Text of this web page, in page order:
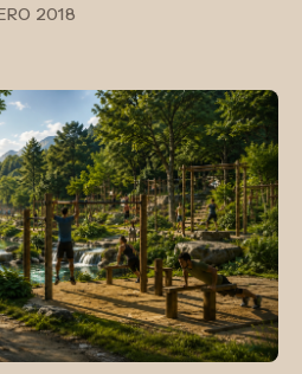
de los años y el
y de repente, un día,
2018